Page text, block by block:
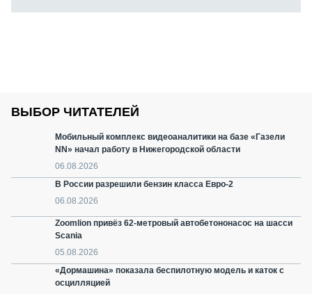
ВЫБОР ЧИТАТЕЛЕЙ
Мобильный комплекс видеоаналитики на базе «Газели
NN» начал работу в Нижегородской области
06.08.2026
В России разрешили бензин класса Евро-2
06.08.2026
Zoomlion привёз 62-метровый автобетононасос на шасси
Scania
05.08.2026
«Дормашина» показала беспилотную модель и каток с
осцилляцией